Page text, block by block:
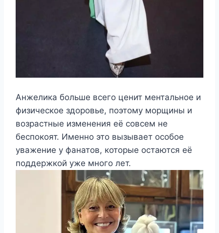
Анжелика больше всего ценит ментальное и
физическое здоровье, поэтому морщины и
возрастные изменения её совсем не
беспокоят. Именно это вызывает особое
уважение у фанатов, которые остаются её
поддержкой уже много лет.